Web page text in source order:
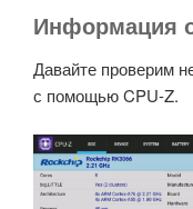
Информация
Давайте проверим
с помощью CPU-Z.